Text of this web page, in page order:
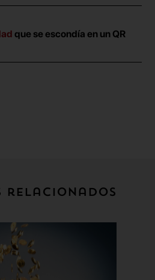
que se escondía en un QR
relacionados